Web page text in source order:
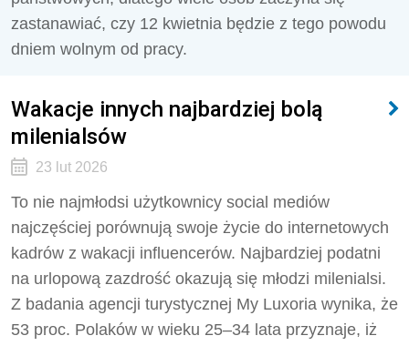
zastanawiać, czy 12 kwietnia będzie z tego powodu
dniem wolnym od pracy.
Wakacje innych najbardziej bolą
milenialsów
23 lut 2026
To nie najmłodsi użytkownicy social mediów
najczęściej porównują swoje życie do internetowych
kadrów z wakacji influencerów. Najbardziej podatni
na urlopową zazdrość okazują się młodzi milenialsi.
Z badania agencji turystycznej My Luxoria wynika, że
53 proc. Polaków w wieku 25–34 lata przyznaje, iż